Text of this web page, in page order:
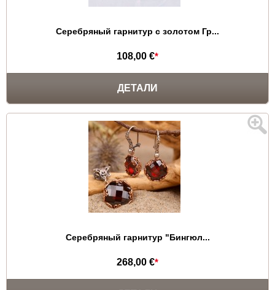
Серебряный гарнитур с золотом Гр...
108,00 €*
ДЕТАЛИ
Серебряный гарнитур "Бингюл...
268,00 €*